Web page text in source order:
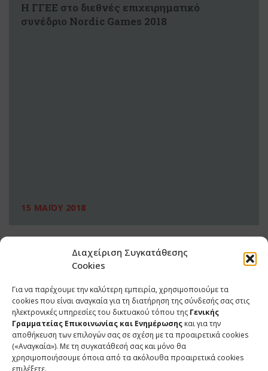
Διαχείριση Συγκατάθεσης
Cookies
Για να παρέχουμε την καλύτερη εμπειρία, χρησιμοποιούμε τα
cookies που είναι αναγκαία για τη διατήρηση της σύνδεσής σας στις
ηλεκτρονικές υπηρεσίες του δικτυακού τόπου της Γενικής
Γραμματείας Επικοινωνίας και Ενημέρωσης και για την
αποθήκευση των επιλογών σας σε σχέση με τα προαιρετικά cookies
(«Αναγκαία»). Με τη συγκατάθεσή σας και μόνο θα
χρησιμοποιήσουμε όποια από τα ακόλουθα προαιρετικά cookies
επιλέξετε.
Η ΓΓΕΕ στο διεθνές επιχειρηματικό
συνέδριο Nordic Games 2018
15 ΜΑΪΟΥ 2018
ΕΠΙΚΟΙΝΩΝΙΑ